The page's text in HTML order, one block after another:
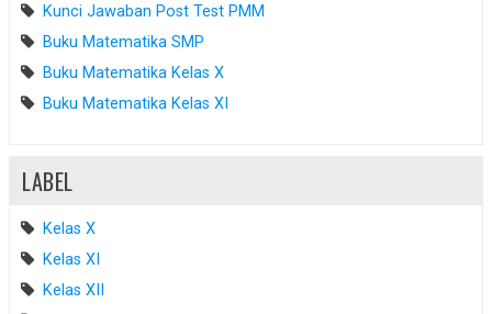
Kunci Jawaban Post Test PMM
Buku Matematika SMP
Buku Matematika Kelas X
Buku Matematika Kelas XI
LABEL
Kelas X
Kelas XI
Kelas XII